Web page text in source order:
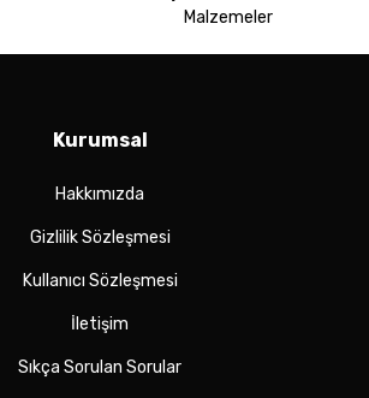
Malzemeler
Kurumsal
Hakkımızda
Gizlilik Sözleşmesi
Kullanıcı Sözleşmesi
İletişim
Sıkça Sorulan Sorular